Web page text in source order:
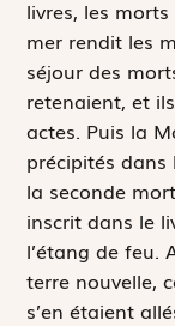
livres, les
mer rendit les
séjour des
retenaient, et
actes. Puis la
précipités dans
la seconde
inscrit dans le
l’étang de feu.
terre nouvelle,
s’en étaient